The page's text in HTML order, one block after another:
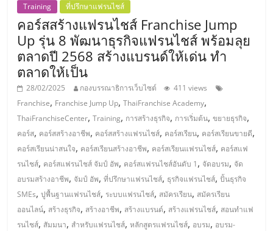
Training
ที่ปรึกษาแฟรนไชส์
คอร์สสร้างแฟรนไชส์ Franchise Jump
Up รุ่น 8 พัฒนาธุรกิจแฟรนไชส์ พร้อมลุย
ตลาดปี 2568 สร้างแบรนด์ให้เด่น ทำ
ตลาดให้เป็น
28/02/2025 กองบรรณาธิการเว็บไซต์
411 views
Franchise, Franchise Jump Up,ThaiFranchise Academy,
ThaiFranchiseCenter,Training, การสร้างธุรกิจ, การเริ่มต้น,ขยายธุรกิจ,
คอร์ส, คอร์สสร้างอาชีพ, คอร์สสร้างแฟรนไชส์, คอร์สเรียน, คอร์สเรียนขายดี,
คอร์สเรียนน่าสนใจ, คอร์สเรียนสร้างอาชีพ, คอร์สเรียนแฟรนไชส์, คอร์สแฟ
รนไชส์, คอร์สแฟรนไชส์ จัมป์ อัพ, คอร์สแฟรนไชส์อันดับ 1, จัดอบรม, จัด
อบรมสร้างอาชีพ, จัมป์ อัพ,ที่ปรึกษาแฟรนไชส์, ธุรกิจแฟรนไชส์,ปั้นธุรกิจ
SMEs,ปูพื้นฐานแฟรนไชส์, ระบบแฟรนไชส์, สมัครเรียน, สมัครเรียน
ออนไลน์, สร้างธุรกิจ, สร้างอาชีพ, สร้างแบรนด์, สร้างแฟรนไชส์, สอนทำแฟ
รนไชส์, สัมมนา, สำหรับแฟรนไชส์,หลักสูตรแฟรนไชส์, อบรม, อบรม-